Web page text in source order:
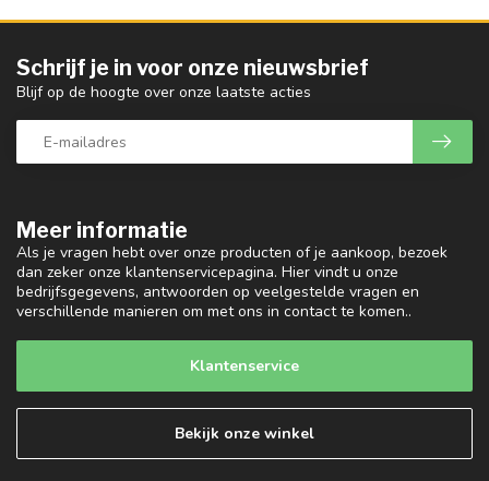
Meer informatie
Als je vragen hebt over onze producten of je aankoop, bezoek
dan zeker onze klantenservicepagina. Hier vindt u onze
bedrijfsgegevens, antwoorden op veelgestelde vragen en
verschillende manieren om met ons in contact te komen..
Klantenservice
Bekijk onze winkel
Schrijf je in voor onze nieuwsbrief
Blijf op de hoogte over onze laatste acties